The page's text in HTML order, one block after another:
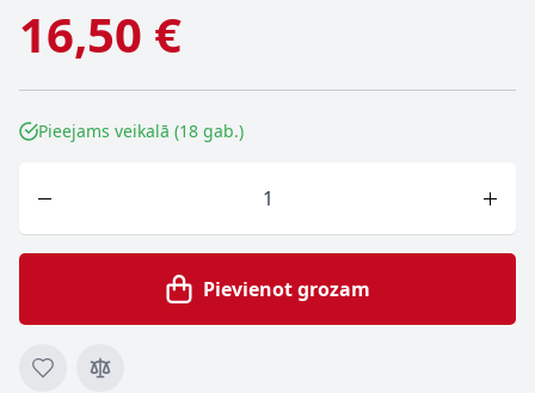
16,50 €
Pieejams veikalā (18 gab.)
Pievienot grozam